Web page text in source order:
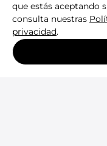
que estás aceptando
consulta nuestras
privacidad.